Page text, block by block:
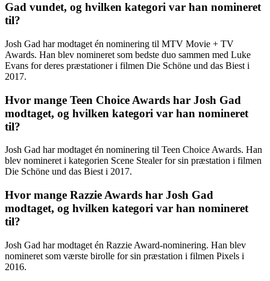
Gad vundet, og hvilken kategori var han nomineret
til?
Josh Gad har modtaget én nominering til MTV Movie + TV
Awards. Han blev nomineret som bedste duo sammen med Luke
Evans for deres præstationer i filmen Die Schöne und das Biest i
2017.
Hvor mange Teen Choice Awards har Josh Gad
modtaget, og hvilken kategori var han nomineret
til?
Josh Gad har modtaget én nominering til Teen Choice Awards. Han
blev nomineret i kategorien Scene Stealer for sin præstation i filmen
Die Schöne und das Biest i 2017.
Hvor mange Razzie Awards har Josh Gad
modtaget, og hvilken kategori var han nomineret
til?
Josh Gad har modtaget én Razzie Award-nominering. Han blev
nomineret som værste birolle for sin præstation i filmen Pixels i
2016.